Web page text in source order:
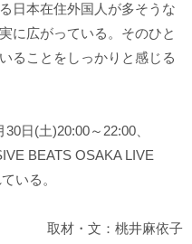
日本在住外国人が多そうな
に広がっている。そのひと
ることをしっかりと感じる
日(土)20:00～22:00、
BEATS OSAKA LIVE
いる。
取材・文：桃井麻依子